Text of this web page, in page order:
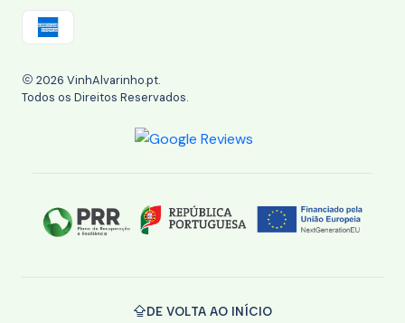
2026 VinhAlvarinho.pt.
Todos os Direitos Reservados.
DE VOLTA AO INÍCIO